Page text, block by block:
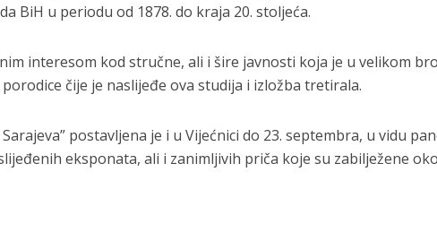
BiH u periodu od 1878. do kraja 20. stoljeća.
interesom kod stručne, ali i šire javnosti koja je u velikom
čije je naslijeđe ova studija i izložba tretirala.
postavljena je i u Vijećnici do 23. septembra, u vidu
eksponata, ali i zanimljivih priča koje su zabilježene